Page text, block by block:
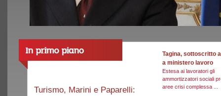
Turismo, Marini e Paparelli:
Tagina, sottoscritto
a ministero lavoro
Estesa ai lavoratori gli
ammortizzatori sociali
aree crisi complessa ...